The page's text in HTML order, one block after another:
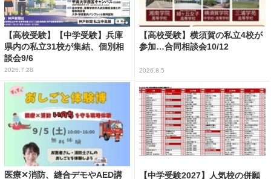
【高校受験】【中学受験】兵庫
県内の私立31校が集結、個別相
談会9/6
2026.7.28
【高校受験】横須賀の私立4校が
参加…合同相談会10/12
2026.8.5
医療✕消防、縫合デモやAED講
【中学受験2027】人気校の併願